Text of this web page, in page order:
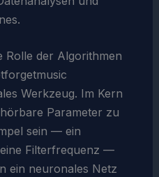
Rolle der Algorithmen
Werkzeug. Im Kern
Parameter zu
sein — ein
Filterfrequenz —
ein neuronales Netz